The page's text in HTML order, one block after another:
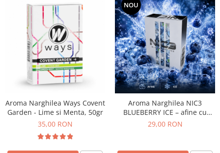
Aroma Narghilea Ways Covent
Garden - Lime si Menta, 50gr
35,00 RON
NOU
Aroma Narghilea NIC3
BLUEBERRY ICE – afine cu
gheata, 50gr
29,00 RON